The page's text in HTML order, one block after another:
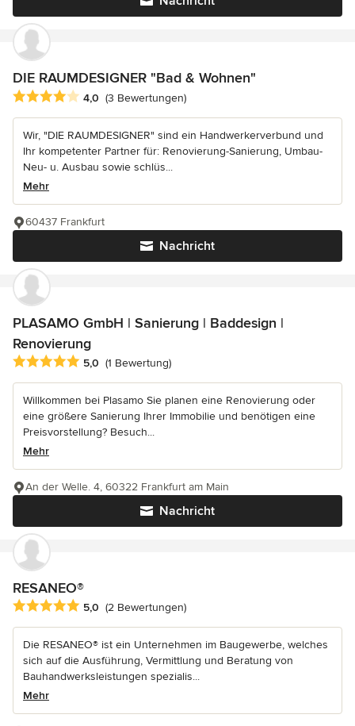
DIE RAUMDESIGNER "Bad & Wohnen"
Durchschnittliche Bewertung: 4 von 5 Sternen
4,0 (3 Bewertungen)
Wir, "DIE RAUMDESIGNER" sind ein Handwerkerverbund und
Ihr kompetenter Partner für: Renovierung-Sanierung, Umbau-
Neu- u. Ausbau sowie schlüs...
Mehr
Nachricht
60437 Frankfurt
PLASAMO GmbH | Sanierung | Baddesign |
Renovierung
Durchschnittliche Bewertung: 5 von 5 Sternen
5,0 (1 Bewertung)
Willkommen bei Plasamo Sie planen eine Renovierung oder
eine größere Sanierung Ihrer Immobilie und benötigen eine
Preisvorstellung? Besuch...
Mehr
Nachricht
An der Welle. 4, 60322 Frankfurt am Main
RESANEO®
Durchschnittliche Bewertung: 5 von 5 Sternen
5,0 (2 Bewertungen)
Die RESANEO® ist ein Unternehmen im Baugewerbe, welches
sich auf die Ausführung, Vermittlung und Beratung von
Bauhandwerksleistungen spezialis...
Mehr